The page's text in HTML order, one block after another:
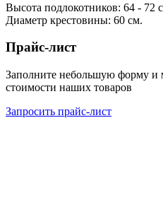
Высота подлокотников: 64 - 72
Диаметр крестовины: 60 см.
Прайс-лист
Заполните небольшую форму
стоимости наших товаров
Запросить прайс-лист